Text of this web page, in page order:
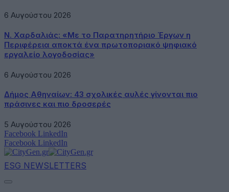
6 Αυγούστου 2026
Ν. Χαρδαλιάς: «Με το Παρατηρητήριο Έργων η
Περιφέρεια αποκτά ένα πρωτοποριακό ψηφιακό
εργαλείο λογοδοσίας»
6 Αυγούστου 2026
Δήμος Αθηναίων: 43 σχολικές αυλές γίνονται πιο
πράσινες και πιο δροσερές
5 Αυγούστου 2026
Facebook LinkedIn
Facebook LinkedIn
ESG NEWSLETTERS